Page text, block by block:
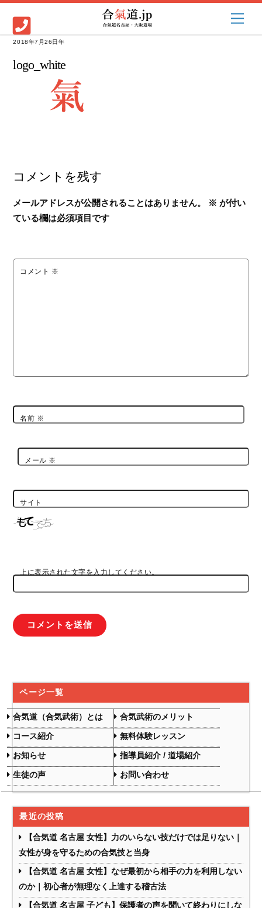
Skip
content
2018年7月26日
logo_white
コメントを残す
メールアドレスが公開されることはありません。 ※ が付い
ている欄は必須項目です
コメント ※
名前 ※
メール ※
サイト
上に表示された文字を入力してください。
ページ一覧
合気道（合気武術）とは 合気武術のメリット
コース紹介 無料体験レッスン
お知らせ 指導員紹介 / 道場紹介
生徒の声 お問い合わせ
最近の投稿
【合気道 名古屋 女性】力のいらない技だけでは足りない｜
女性が身を守るための合気技と当身
【合気道 名古屋 女性】なぜ最初から相手の力を利用しない
のか｜初心者が無理なく上達する稽古法
【合気道 名古屋 子ども】保護者の声を聞いて終わりにしな